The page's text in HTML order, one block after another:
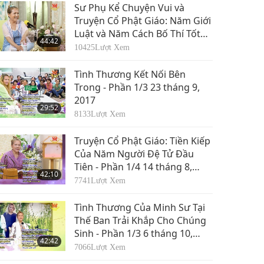
44:42
Sư Phụ Kể Chuyện Vui và
Truyện Cổ Phật Giáo: Năm Giới
Luật và Năm Cách Bố Thí Tốt
Nhất - Phần 1/3 30 tháng 8,
10425Lượt Xem
29:52
Tình Thương Kết Nối Bên
Trong - Phần 1/3 23 tháng 9,
2017
8133Lượt Xem
42:10
Truyện Cổ Phật Giáo: Tiền Kiếp
Của Năm Người Đệ Tử Đầu
Tiên - Phần 1/4 14 tháng 8,
2015
7741Lượt Xem
42:42
Tình Thương Của Minh Sư Tại
Thế Ban Trải Khắp Cho Chúng
Sinh - Phần 1/3 6 tháng 10,
2016
7066Lượt Xem